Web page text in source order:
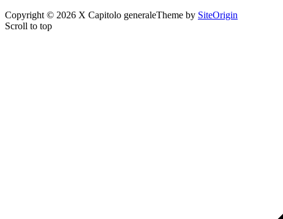
Copyright © 2026 X Capitolo generaleTheme by SiteOrigin
Scroll to top